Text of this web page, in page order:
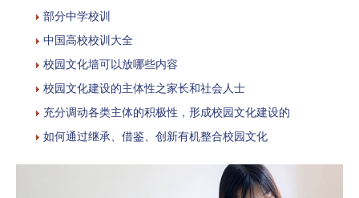
部分中学校训
中国高校校训大全
校园文化墙可以放哪些内容
校园文化建设的主体性之家长和社会人士
充分调动各类主体的积极性，形成校园文化建设的
如何通过继承、借鉴、创新有机整合校园文化